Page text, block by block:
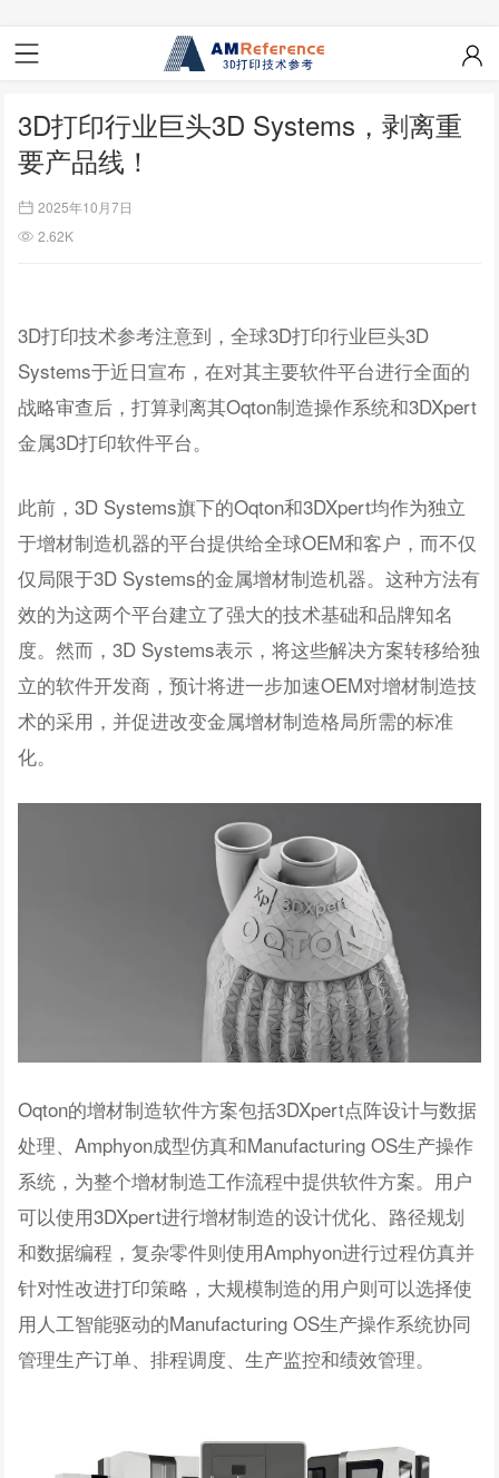
3D打印行业巨头3D Systems，剥离重
要产品线！
2025年10月7日
2.62K
3D打印技术参考注意到，全球3D打印行业巨头3D
Systems于近日宣布，在对其主要软件平台进行全面的
战略审查后，打算剥离其Oqton制造操作系统和3DXpert
金属3D打印软件平台。
此前，3D Systems旗下的Oqton和3DXpert均作为独立
于增材制造机器的平台提供给全球OEM和客户，而不仅
仅局限于3D Systems的金属增材制造机器。这种方法有
效的为这两个平台建立了强大的技术基础和品牌知名
度。然而，3D Systems表示，将这些解决方案转移给独
立的软件开发商，预计将进一步加速OEM对增材制造技
术的采用，并促进改变金属增材制造格局所需的标准
化。
Oqton的增材制造软件方案包括3DXpert点阵设计与数据
处理、Amphyon成型仿真和Manufacturing OS生产操作
系统，为整个增材制造工作流程中提供软件方案。用户
可以使用3DXpert进行增材制造的设计优化、路径规划
和数据编程，复杂零件则使用Amphyon进行过程仿真并
针对性改进打印策略，大规模制造的用户则可以选择使
用人工智能驱动的Manufacturing OS生产操作系统协同
管理生产订单、排程调度、生产监控和绩效管理。